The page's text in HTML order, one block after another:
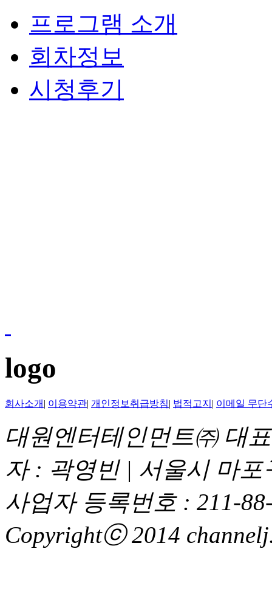
프로그램 소개
회차정보
시청후기
logo
회사소개 | 이용약관| 개인정보취급방침| 법적고지 | 이메일 무단
대원엔터테인먼트㈜ 대
자 : 곽영빈 | 서울시 마
사업자 등록번호 : 211-
Copyrightⓒ 2014